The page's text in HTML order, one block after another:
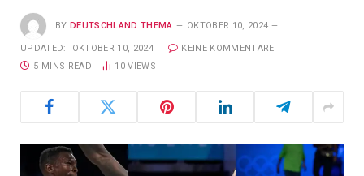
BY DEUTSCHLAND THEMA OKTOBER 10, 2024
UPDATED: OKTOBER 10, 2024
KEINE KOMMENTARE
5 MINS READ
10VIEWS